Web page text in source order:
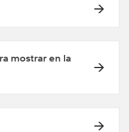
mostrar en la